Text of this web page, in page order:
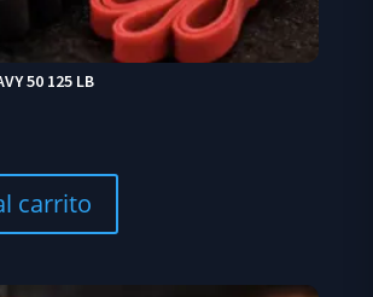
50 125 LB
carrito